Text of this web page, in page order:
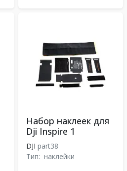
Набор наклеек для
Dji Inspire 1
DJI part38
Тип: наклейки